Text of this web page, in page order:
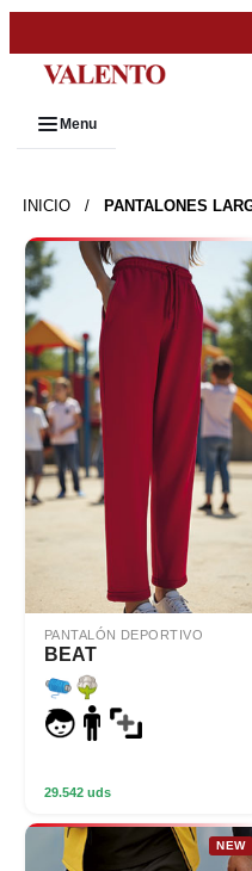
Menu
INICIO / PANTALONES
PANTALÓN DEPORTIVO
BEAT
29.542 uds
NEW